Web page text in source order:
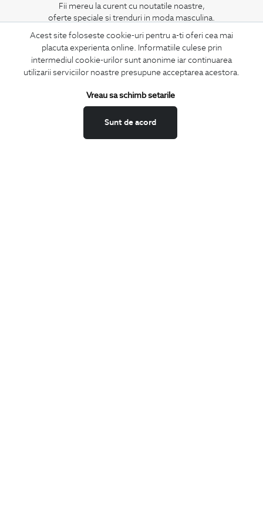
Acest site foloseste cookie-uri pentru a-ti oferi cea mai
placuta experienta online. Informatiile culese prin
intermediul cookie-urilor sunt anonime iar continuarea
utilizarii serviciilor noastre presupune acceptarea acestora.
Sunt de acord
Vreau sa schimb setarile
Fii mereu la curent cu noutatile noastre,
oferte speciale si trenduri in moda masculina.
CONCIERGE
Termeni si conditii
Schimburi si retur
Securitatea datelor
ANPC